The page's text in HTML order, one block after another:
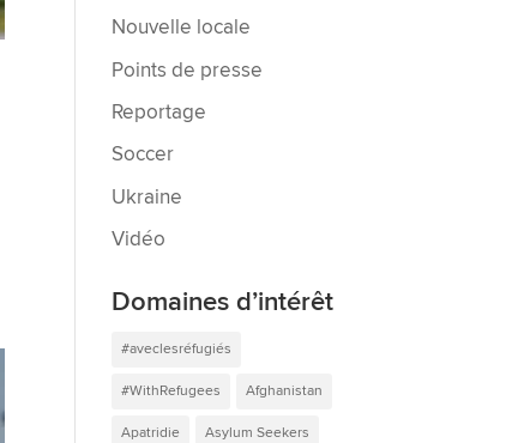
Nouvelle locale
Points de presse
Reportage
Soccer
Ukraine
Vidéo
Domaines d’intérêt
#aveclesréfugiés
#WithRefugees Afghanistan
Apatridie Asylum Seekers